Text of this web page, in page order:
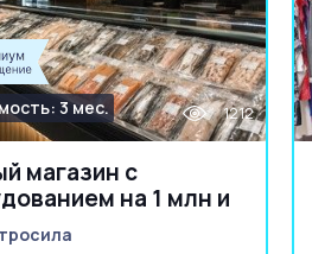
магазин с
на 1 млн и
3 мес. 1212